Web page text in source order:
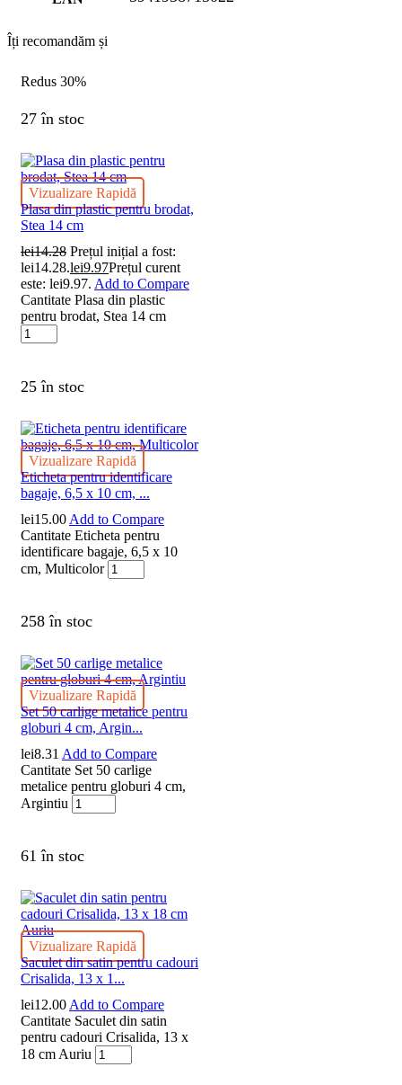
Îți recomandăm și
Redus 30%
27 în stoc
Vizualizare Rapidă
Plasa din plastic pentru brodat,
Stea 14 cm
lei14.28 Prețul inițial a fost:
lei14.28.lei9.97Prețul curent
este: lei9.97. Add to Compare
Cantitate Plasa din plastic
pentru brodat, Stea 14 cm
25 în stoc
Vizualizare Rapidă
Eticheta pentru identificare
bagaje, 6,5 x 10 cm, ...
lei15.00 Add to Compare
Cantitate Eticheta pentru
identificare bagaje, 6,5 x 10
cm, Multicolor
258 în stoc
Vizualizare Rapidă
Set 50 carlige metalice pentru
globuri 4 cm, Argin...
lei8.31 Add to Compare
Cantitate Set 50 carlige
metalice pentru globuri 4 cm,
Argintiu
61 în stoc
Vizualizare Rapidă
Saculet din satin pentru cadouri
Crisalida, 13 x 1...
lei12.00 Add to Compare
Cantitate Saculet din satin
pentru cadouri Crisalida, 13 x
18 cm Auriu